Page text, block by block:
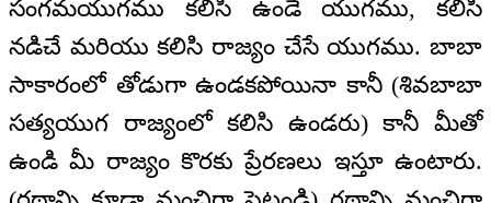
సంగమయుగము కలిసి ఉండే యుగము, కలిసి
నడిచే మరియు కలిసి రాజ్యం చేసే యుగము. బాబా
సాకారంలో తోడుగా ఉండకపోయినా కానీ (శివబాబా
సత్యయుగ రాజ్యంలో కలిసి ఉండరు) కానీ మీతో
ఉండి మీ రాజ్యం కొరకు ప్రేరణలు ఇస్తూ ఉంటారు.